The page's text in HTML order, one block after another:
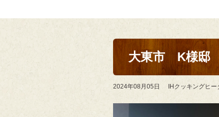
大東市 K様邸
2024年08月05日 IHクッキングヒー